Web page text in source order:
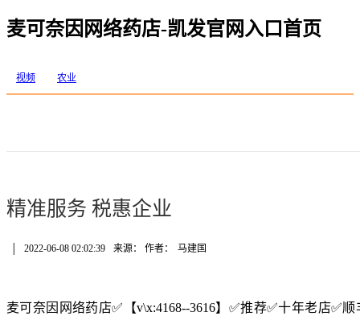
麦可奈因网络药店-凯发官网入口首页
视频 农业
精准服务 税惠企业
2022-06-08 02:02:39 来源： 作者： 马建国
麦可奈因网络药店✅【v\x:4168--3616】✅推荐✅十年老店✅